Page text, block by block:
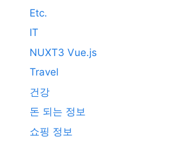
Etc.
IT
NUXT3 Vue.js
Travel
건강
돈 되는 정보
쇼핑 정보